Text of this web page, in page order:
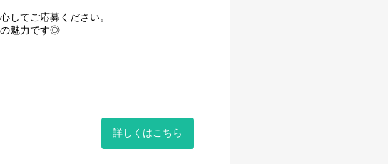
してご応募ください。
の魅力です◎
詳しくはこちら